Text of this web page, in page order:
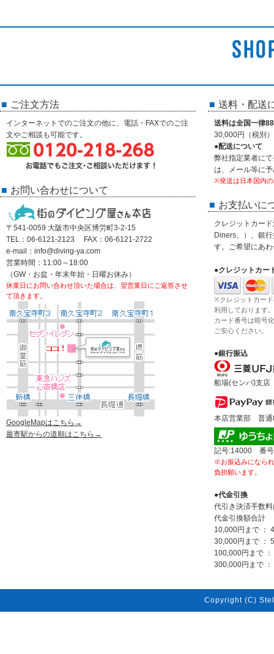
ご注文方法
インターネットでのご注文の他に、電話・FAXでのご注
文やご相談も可能です。
お問い合わせについて
〒541-0059 大阪市中央区博労町3-2-15
TEL：06-6121-2123 FAX：06-6121-2722
e-mail：info@diving-ya.com
営業時間：11:00～18:00
（GW・お盆・年末年始・日曜お休み）
休業日にお問い合わせ頂いた場合は、翌営業日にご返答させ
て頂きます。
GoogleMapはこちら→
最寄駅からの道順はこちら→
送料・配送
送料は全国一律
30,000円（税別
●配送について
弊社指定業者に
は、メール等に
※発送は日本国内
お支払いに
クレジットカー
Diners、）、銀
す。ご希望にあ
●クレジットカー
※クレジットカー
利用しております。
カード番号は暗号
ご安心ください。
●銀行振込
船場(センバ)支
本店営業部 普通
記号:14000 番号
※お振込みになら
負担願います。
●代金引換
代引き決済手数
代金引換額合計
10,000円まで ：
30,000円まで ：
100,000円まで
300,000円まで
Copyright (C)